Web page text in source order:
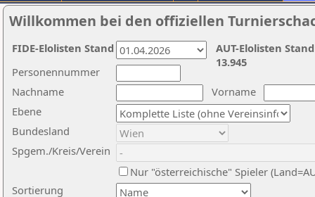
Willkommen bei den offiziellen
Nachname
Vorname
Ebene
Sortierung
Personennummer
Bundesland
Spgem./Kreis/Verein
Nur "österreichische" Spieler
AUT-Elolisten
13.945
FIDE-Elolisten Stand